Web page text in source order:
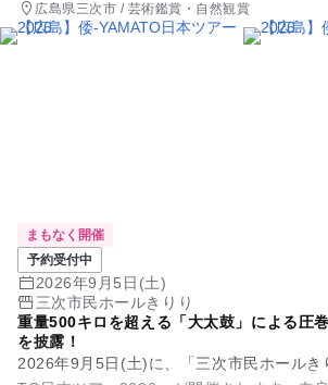
広島県三次市 / 芸術鑑賞・自然観賞
まもなく開催
予約受付中
2026年9月5日(土)
三次市民ホールきりり
重量500キロを超える「大太鼓」による圧
を披露！
2026年9月5日(土)に、「三次市民ホールき